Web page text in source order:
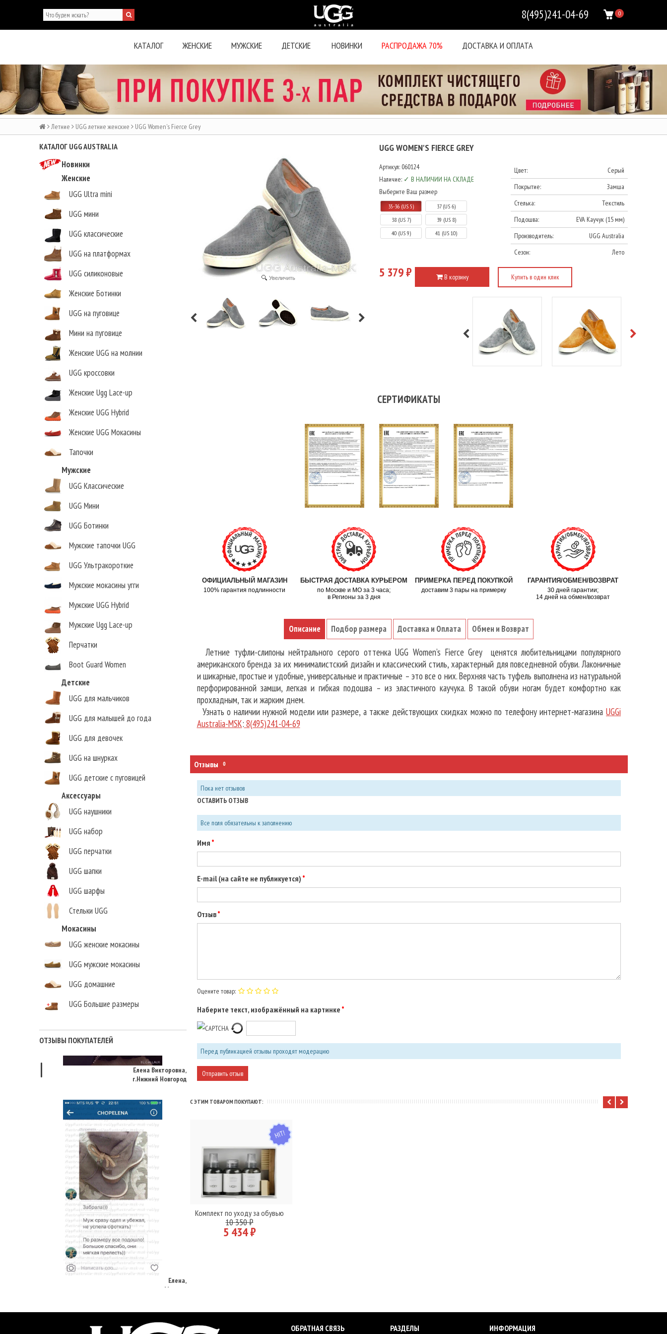
0
8(495)241-04-69
КАТАЛОГ ЖЕНСКИЕ МУЖСКИЕ ДЕТСКИЕ НОВИНКИ РАСПРОДАЖА 70% ДОСТАВКА И ОПЛАТА
Летние UGG летние женские UGG Women's Fierce Grey
КАТАЛОГ UGG AUSTRALIA
Новинки
Женские
UGG Ultra mini
UGG мини
UGG классические
UGG на платформах
UGG силиконовые
Женские Ботинки
UGG на пуговице
Мини на пуговице
Женские UGG на молнии
UGG кроссовки
Женские Ugg Lace-up
Женские UGG Hybrid
Женские UGG Мокасины
Тапочки
Мужские
UGG Классические
UGG Мини
UGG Ботинки
Мужские тапочки UGG
UGG Ультракороткие
Мужские мокасины угги
Мужские UGG Hybrid
Мужские Ugg Lace-up
Перчатки
Boot Guard Women
Детские
UGG для мальчиков
UGG для малышей до года
UGG для девочек
UGG на шнурках
UGG детские с пуговицей
Аксессуары
UGG наушники
UGG набор
UGG перчатки
UGG шапки
UGG шарфы
Стельки UGG
Мокасины
UGG женские мокасины
UGG мужские мокасины
UGG домашние
UGG Большие размеры
ОТЗЫВЫ ПОКУПАТЕЛЕЙ
Елена Викторовна
г.Нижний Новгород
г. Москва
Увеличить
UGG WOMEN'S FIERCE GREY
Артикул: 060124
Наличие: ✓ В НАЛИЧИИ НА СКЛАДЕ
Выберите Ваш размер
35-36 (US 5)
37 (US 6)
38 (US 7)
39 (US 8)
40 (US 9)
41 (US 10)
5 379 ₽ В корзину Купить в один клик
Цвет:
Серый
Покрытие:
Замша
Стелька:
Текстиль
Подошва:
EVA Каучук (15 мм)
Производитель:
UGG Australia
Сезон:
Лето
СЕРТИФИКАТЫ
ОФИЦИАЛЬНЫЙ МАГАЗИН
100% гарантия подлинности
БЫСТРАЯ ДОСТАВКА КУРЬЕРОМ
по Москве и МО за 3 часа;
в Регионы за 3 дня
ПРИМЕРКА ПЕРЕД ПОКУПКОЙ
доставим 3 пары на примерку
ГАРАНТИЯ/ОБМЕН/ВОЗВРАТ
30 дней гарантии;
14 дней на обмен/возврат
Описание Подбор размера Доставка и Оплата Обмен и Возврат
Летние туфли-слипоны нейтрального серого оттенка UGG Women’s Fierce Grey ценятся любительницами популярного
американского бренда за их минималистский дизайн и классический стиль, характерный для повседневной обуви. Лаконичные
и шикарные, простые и удобные, универсальные и практичные – это все о них. Верхняя часть туфель выполнена из натуральной
перфорированной замши, легкая и гибкая подошва – из эластичного каучука. В такой обуви ногам будет комфортно как
прохладным, так и жарким днем.
Узнать о наличии нужной модели или размере, а также действующих скидках можно по телефону интернет-магазина UGGi
Australia-MSK: 8(495)241-04-69
Отзывы 0
Пока нет отзывов
ОСТАВИТЬ ОТЗЫВ
Все поля обязательны к заполнению
Имя
E-mail (на сайте не публикуется)
Отзыв
Оцените товар:
Наберите текст, изображённый на картинке
Перед публикацией отзывы проходят модерацию
С ЭТИМ ТОВАРОМ ПОКУПАЮТ:
HIT
В корзину
Комплект по уходу за обувью
10 350 ₽
5 434 ₽
ИНФОРМАЦИЯ
РАЗДЕЛЫ
ОБРАТНАЯ СВЯЗЬ